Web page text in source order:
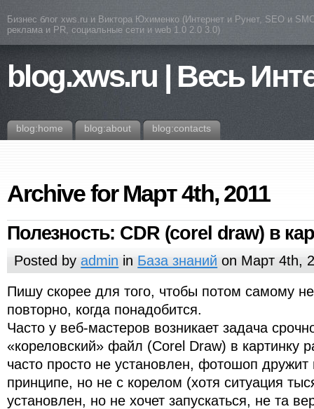
Бизнес блог xws.ru и Виктора Юхименко (Интернет и Рунет, SEO и
реклама и PR, социальные сети и web 1.0 2.0 3.0)
blog.xws.ru | Весь
blog:home blog:about blog:contacts
Archive for Март 4th, 2011
Полезность: CDR (corel draw) в
Posted byadmin in База знаний on Март 4th,
Пишу скорее для того, чтобы потом самому не
повторно, когда понадобится.
Часто у веб-мастеров возникает задача
«кореловский» файл (Corel Draw) в картинку
часто просто не установлен, фотошоп дружит
принципе, но не с корелом (хотя ситуация
установлен, но не хочет запускаться, не та